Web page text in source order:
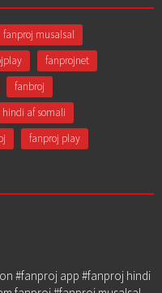
fanproj musalsal
fanprojnet
fanbroj
hindi af somali
fanproj play
#fanproj app #fanproj hindi